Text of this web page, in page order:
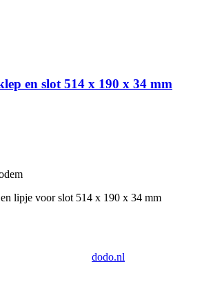
en slot 514 x 190 x 34 mm
lipje voor slot 514 x 190 x 34 mm
dodo.nl